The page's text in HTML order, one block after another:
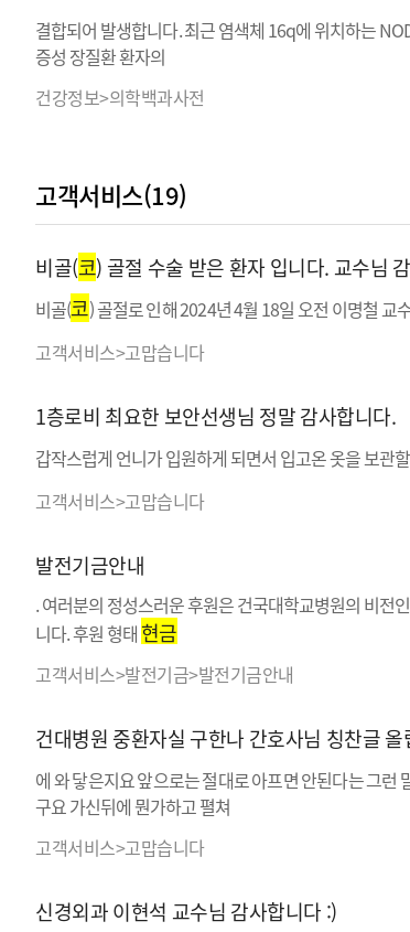
결합되어 발생합니다. 최근 염색체 16q에 위치하는
증성 장질환 환자의
건강정보>의학백과사전
고객서비스(19)
비골(코) 골절 수술 받은 환자 입니다. 교수님
비골(코) 골절로 인해 2024년 4월 18일 오전 이명철 교
고객서비스>고맙습니다
1층로비 최요한 보안선생님 정말 감사합니다.
갑작스럽게 언니가 입원하게 되면서 입고온 옷을 보관
고객서비스>고맙습니다
발전기금안내
. 여러분의 정성스러운 후원은 건국대학교병원의 비
니다. 후원 형태 현금
고객서비스>발전기금>발전기금안내
건대병원 중환자실 구한나 간호사님 칭찬글 올
에 와 닿은지요 앞으로는 절대로 아프면 안된다는 그
구요 가신뒤에 뭔가하고 펼쳐
고객서비스>고맙습니다
신경외과 이현석 교수님 감사합니다 :)